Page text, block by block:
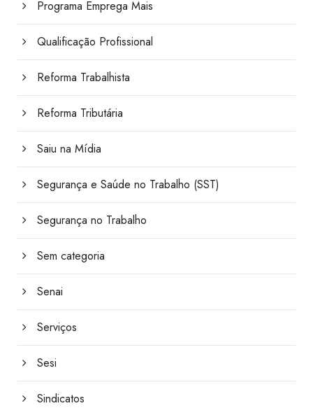
Programa Emprega Mais
Qualificação Profissional
Reforma Trabalhista
Reforma Tributária
Saiu na Mídia
Segurança e Saúde no Trabalho (SST)
Segurança no Trabalho
Sem categoria
Senai
Serviços
Sesi
Sindicatos